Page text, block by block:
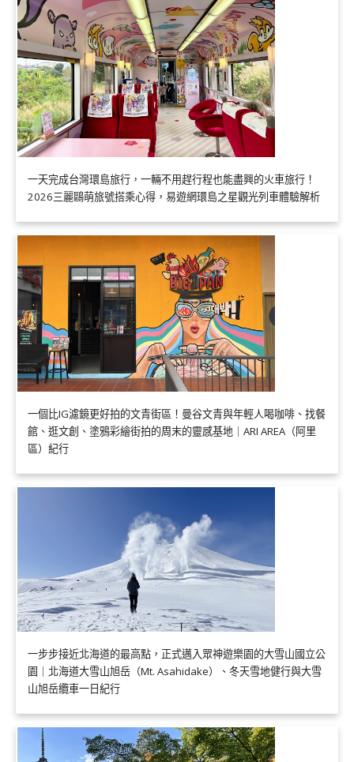
一天完成台灣環島旅行，一輛不用趕行程也能盡興的火車旅行！
2026三麗鷗萌旅號搭乘心得，易遊網環島之星觀光列車體驗解析
一個比IG濾鏡更好拍的文青街區！曼谷文青與年輕人喝咖啡、找餐
館、逛文創、塗鴉彩繪街拍的周末的靈感基地｜ARI AREA（阿里
區）紀行
一步步接近北海道的最高點，正式邁入眾神遊樂園的大雪山國立公
園｜北海道大雪山旭岳（Mt. Asahidake）、冬天雪地健行與大雪
山旭岳纜車一日紀行